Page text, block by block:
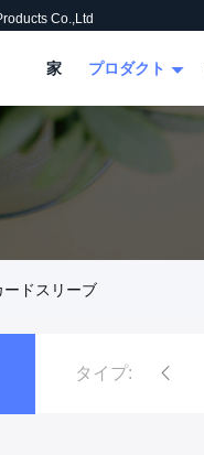
Co.,Ltd
家 プロダクト
ドスリーブ
タイプ:
トレーディングカードスリーブ